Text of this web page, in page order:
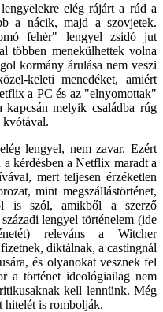
elég rájárt a rúd a
a nácik, majd a szovjetek.
fehér" lengyel zsidó jut
többen menekülhettek volna
kormány árulása nem veszi
keleti menedéket, amiért
a PC és az "elnyomottak"
kapcsán melyik családba rúg
kvótával.
lengyel, nem zavar. Ezért
kérdésben a Netflix maradt a
mert teljesen érzéketlen
mint megszállástörténet,
is szól, amikből a szerző
lengyel történelem (ide
releváns a Witcher
diktálnak, a castingnál
és olyanokat vesznek fel
a történet ideológiailag nem
kell lennünk. Még
hitelét is rombolják.